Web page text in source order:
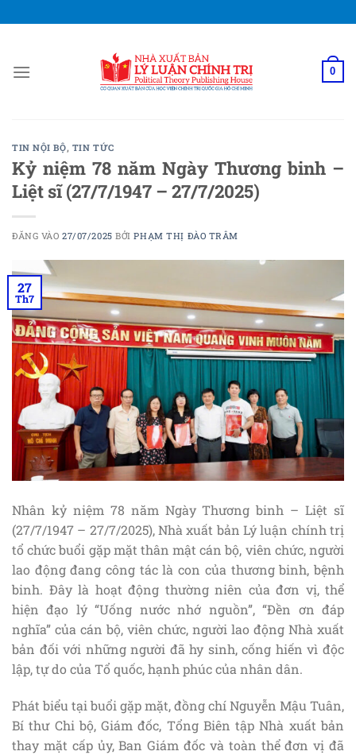
qua
dung
0
TIN NỘI BỘ, TIN TỨC
Kỷ niệm 78 năm Ngày Thương binh –
Liệt sĩ (27/7/1947 – 27/7/2025)
ĐĂNG VÀO27/07/2025 BỞIPHẠM THỊ ĐÀO TRÂM
27
Th7
Nhân kỷ niệm 78 năm Ngày Thương binh – Liệt sĩ
(27/7/1947 – 27/7/2025), Nhà xuất bản Lý luận chính trị
tổ chức buổi gặp mặt thân mật cán bộ, viên chức, người
lao động đang công tác là con của thương binh, bệnh
binh. Đây là hoạt động thường niên của đơn vị, thể
hiện đạo lý “Uống nước nhớ nguồn”, “Đền ơn đáp
nghĩa” của cán bộ, viên chức, người lao động Nhà xuất
bản đối với những người đã hy sinh, cống hiến vì độc
lập, tự do của Tổ quốc, hạnh phúc của nhân dân.
Phát biểu tại buổi gặp mặt, đồng chí Nguyễn Mậu Tuân,
Bí thư Chi bộ, Giám đốc, Tổng Biên tập Nhà xuất bản
thay mặt cấp ủy, Ban Giám đốc và toàn thể đơn vị đã